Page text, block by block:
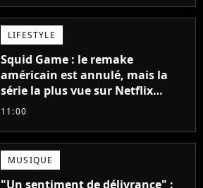
LIFESTYLE
Squid Game : le remake
américain est annulé, mais la
série la plus vue sur Netflix
pourrait avoir une version
11:00
MUSIQUE
"Un sentiment de délivrance" :